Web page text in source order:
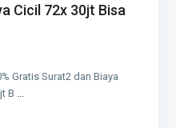
Cicil 72x 30jt Bisa
Gratis Surat2 dan Biaya
B